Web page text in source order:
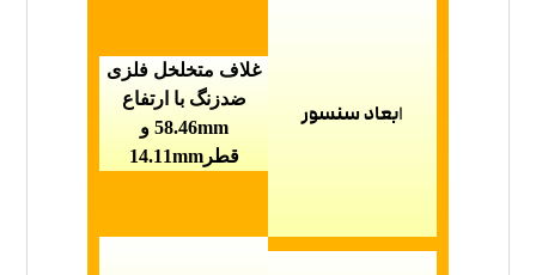
ابعاد سنسور
غلاف متخلخل فلزی
ضدزنگ با ارتفاع
58.46mm و
قطر14.11mm